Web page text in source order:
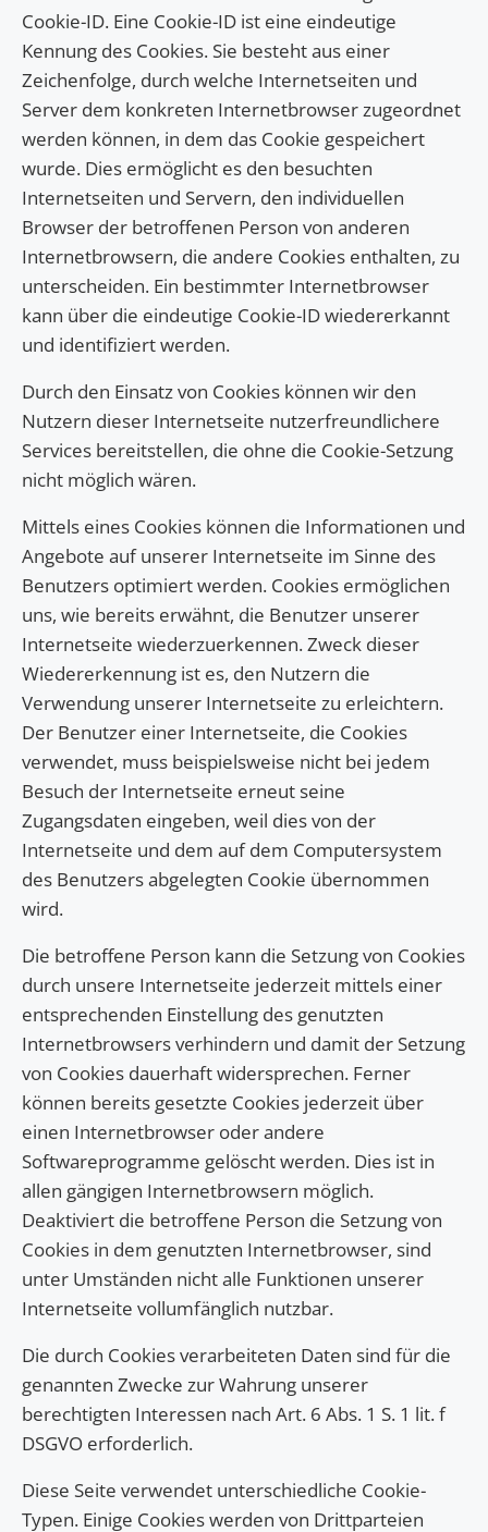
Cookie-ID. Eine Cookie-ID ist eine eindeutige
Kennung des Cookies. Sie besteht aus einer
Zeichenfolge, durch welche Internetseiten und
Server dem konkreten Internetbrowser zugeordnet
werden können, in dem das Cookie gespeichert
wurde. Dies ermöglicht es den besuchten
Internetseiten und Servern, den individuellen
Browser der betroffenen Person von anderen
Internetbrowsern, die andere Cookies enthalten, zu
unterscheiden. Ein bestimmter Internetbrowser
kann über die eindeutige Cookie-ID wiedererkannt
und identifiziert werden.
Durch den Einsatz von Cookies können wir den
Nutzern dieser Internetseite nutzerfreundlichere
Services bereitstellen, die ohne die Cookie-Setzung
nicht möglich wären.
Mittels eines Cookies können die Informationen und
Angebote auf unserer Internetseite im Sinne des
Benutzers optimiert werden. Cookies ermöglichen
uns, wie bereits erwähnt, die Benutzer unserer
Internetseite wiederzuerkennen. Zweck dieser
Wiedererkennung ist es, den Nutzern die
Verwendung unserer Internetseite zu erleichtern.
Der Benutzer einer Internetseite, die Cookies
verwendet, muss beispielsweise nicht bei jedem
Besuch der Internetseite erneut seine
Zugangsdaten eingeben, weil dies von der
Internetseite und dem auf dem Computersystem
des Benutzers abgelegten Cookie übernommen
wird.
Die betroffene Person kann die Setzung von Cookies
durch unsere Internetseite jederzeit mittels einer
entsprechenden Einstellung des genutzten
Internetbrowsers verhindern und damit der Setzung
von Cookies dauerhaft widersprechen. Ferner
können bereits gesetzte Cookies jederzeit über
einen Internetbrowser oder andere
Softwareprogramme gelöscht werden. Dies ist in
allen gängigen Internetbrowsern möglich.
Deaktiviert die betroffene Person die Setzung von
Cookies in dem genutzten Internetbrowser, sind
unter Umständen nicht alle Funktionen unserer
Internetseite vollumfänglich nutzbar.
Die durch Cookies verarbeiteten Daten sind für die
genannten Zwecke zur Wahrung unserer
berechtigten Interessen nach Art. 6 Abs. 1 S. 1 lit. f
DSGVO erforderlich.
Diese Seite verwendet unterschiedliche Cookie-
Typen. Einige Cookies werden von Drittparteien